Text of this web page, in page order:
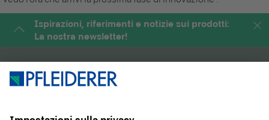
Ispirazioni, riferimenti e notizie sui prodotti:
La nostra newsletter!
PRODOTTI